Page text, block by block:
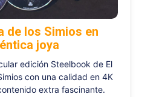
de los Simios en
joya
edición Steelbook de El
con una calidad en 4K
extra fascinante.